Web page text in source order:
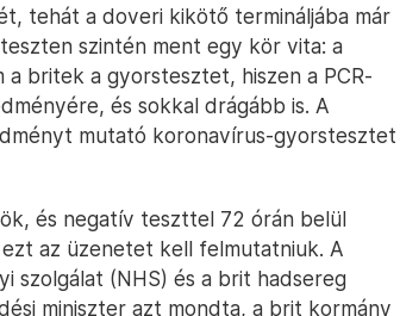
tehát a doveri kikötő termináljába már
szintén ment egy kör vita: a
britek a gyorstesztet, hiszen a PCR-
és sokkal drágább is. A
mutató koronavírus-gyorstesztet
és negatív teszttel 72 órán belül
az üzenetet kell felmutatniuk. A
szolgálat (NHS) és a brit hadsereg
miniszter azt mondta, a brit kormány